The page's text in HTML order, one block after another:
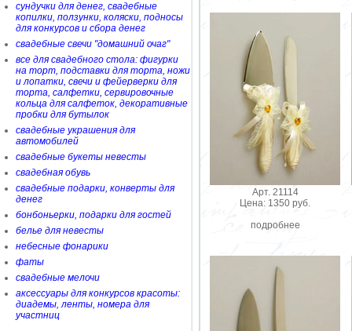
сундучки для денег, свадебные
копилки, ползунки, коляски, подносы
для конкурсов и сбора денег
свадебные свечи "домашний очаг"
все для свадебного стола: фигурки
на торт, подставки для торта, ножи
и лопатки, свечи и фейерверки для
торта, салфетки, сервировочные
кольца для салфеток, декоративные
пробки для бутылок
свадебные украшения для
автомобилей
свадебные букеты невесты
свадебная обувь
свадебные подарки, конверты для
денег
бонбоньерки, подарки для гостей
белье для невесты
небесные фонарики
фаты
свадебные мелочи
аксессуары для конкурсов красоты:
диадемы, ленты, номера для
участниц
Арт. 21114
Цена: 1350 руб.
подробнее